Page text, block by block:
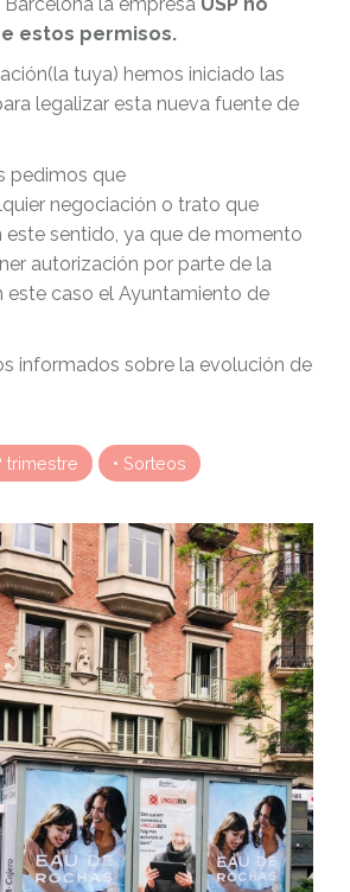
estos permisos.
tuya) hemos iniciado las
legalizar esta nueva fuente de
pedimos que
negociación o trato que
este sentido, ya que de momento
autorización por parte de la
este caso el Ayuntamiento de
informados sobre la evolución de
trimestre Sorteos